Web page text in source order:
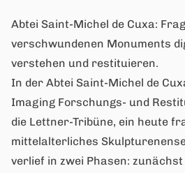
Abtei Saint-Michel de Cuxa:
verschwundenen Monuments
verstehen und restituieren.
In der Abtei Saint-Michel de
Imaging Forschungs- und
die Lettner-Tribüne, ein heute
mittelalterliches
verlief in zwei Phasen: